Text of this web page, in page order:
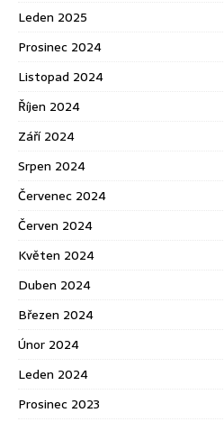
Leden 2025
Prosinec 2024
Listopad 2024
Říjen 2024
Září 2024
Srpen 2024
Červenec 2024
Červen 2024
Květen 2024
Duben 2024
Březen 2024
Únor 2024
Leden 2024
Prosinec 2023